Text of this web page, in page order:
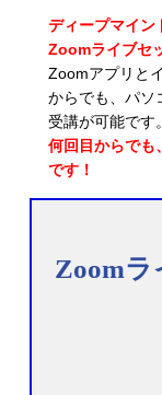
ディープマイン
Zoomライブセ
Zoomアプリと
からでも、パソ
受講が可能です。
何回目からでも
です！
Zoom